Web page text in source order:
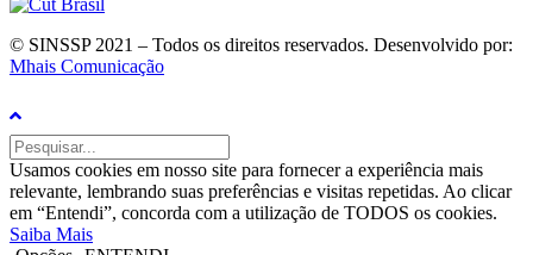
© SINSSP 2021 – Todos os direitos reservados. Desenvolvido por:
Mhais Comunicação
Usamos cookies em nosso site para fornecer a experiência mais
relevante, lembrando suas preferências e visitas repetidas. Ao clicar
em “Entendi”, concorda com a utilização de TODOS os cookies.
Saiba Mais